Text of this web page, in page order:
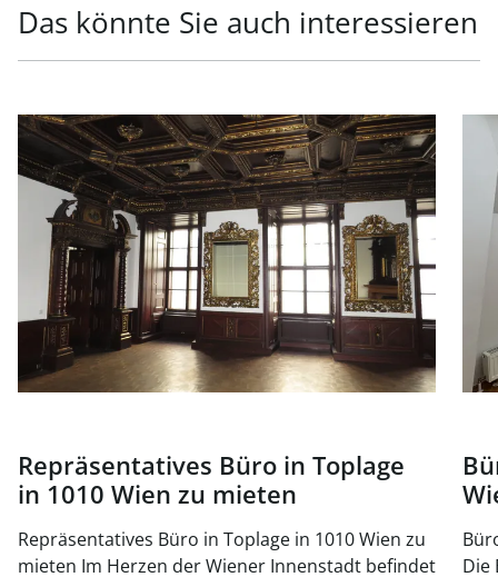
Das könnte Sie auch interessieren
Link zur Seite Repräsentatives Büro in Toplage in 1010
Repräsentatives Büro in Toplage
in 1010 Wien zu mieten
Repräsentatives Büro in Toplage in 1010 Wien zu
mieten Im Herzen der Wiener Innenstadt befindet
Die